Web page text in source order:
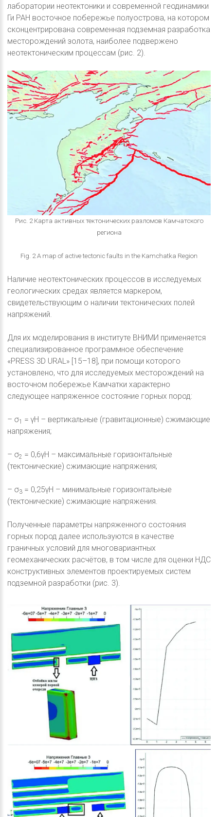
лаборатории неотектоники и современной геодинамики
Ги РАН восточное побережье полуострова, на котором
сконцентрирована современная подземная разработка
месторождений золота, наиболее подвержено
неотектоническим процессам (рис. 2).
Рис. 2 Карта активных тектонических разломов Камчатского
региона
Fig. 2 A map of active tectonic faults in the Kamchatka Region
Наличие неотектонических процессов в исследуемых
геологических средах является маркером,
свидетельствующим о наличии тектонических полей
напряжений.
Для их моделирования в институте ВНИМИ применяется
специализированное программное обеспечение
«PRESS 3D URAL» [15–18], при помощи которого
установлено, что для исследуемых месторождений на
восточном побережье Камчатки характерно
следующее напряженное состояние горных пород:
– σ1
= γH – вертикальные (гравитационные) сжимающие
напряжения;
– σ2 = 0,6γH – максимальные горизонтальные
(тектонические) сжимающие напряжения;
– σ3 = 0,25γH – минимальные горизонтальные
(тектонические) сжимающие напряжения.
Полученные параметры напряженного состояния
горных пород далее используются в качестве
граничных условий для многовариантных
геомеханических расчётов, в том числе для оценки НДС
конструктивных элементов проектируемых систем
подземной разработки (рис. 3).